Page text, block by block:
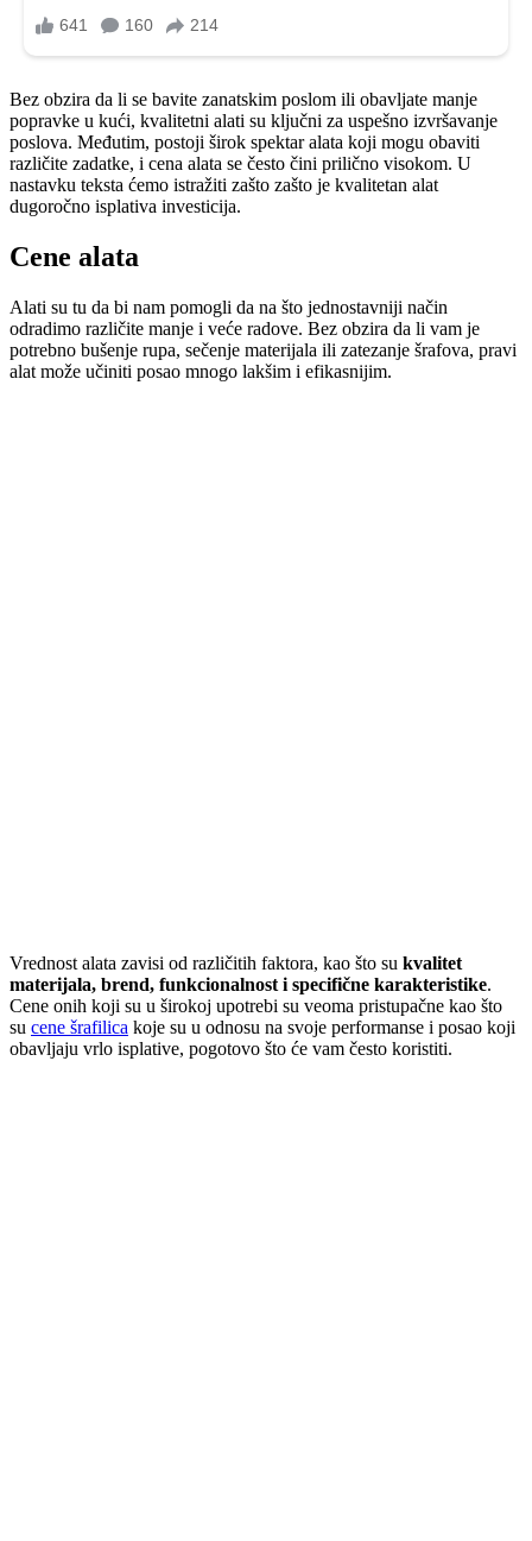
Bez obzira da li se bavite zanatskim poslom ili obavljate manje
popravke u kući, kvalitetni alati su ključni za uspešno izvršavanje
poslova. Međutim, postoji širok spektar alata koji mogu obaviti
različite zadatke, i cena alata se često čini prilično visokom. U
nastavku teksta ćemo istražiti zašto zašto je kvalitetan alat
dugoročno isplativa investicija.
Cene alata
Alati su tu da bi nam pomogli da na što jednostavniji način
odradimo različite manje i veće radove. Bez obzira da li vam je
potrebno bušenje rupa, sečenje materijala ili zatezanje šrafova, pravi
alat može učiniti posao mnogo lakšim i efikasnijim.
Vrednost alata zavisi od različitih faktora, kao što su kvalitet
materijala, brend, funkcionalnost i specifične karakteristike.
Cene onih koji su u širokoj upotrebi su veoma pristupačne kao što
su cene šrafilica koje su u odnosu na svoje performanse i posao koji
obavljaju vrlo isplative, pogotovo što će vam često koristiti.